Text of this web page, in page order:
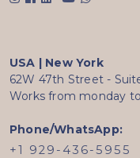
USA | New York
62W 47th Street -
Works from monday
Phone/WhatsApp:
+1 929-436-5955